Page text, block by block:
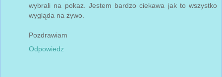
wybrali na pokaz. Jestem bardzo ciekawa jak to wszystko
wygląda na żywo.
Pozdrawiam
Odpowiedz